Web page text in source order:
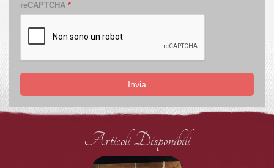
reCAPTCHA *
Invia
Articoli Disponibili